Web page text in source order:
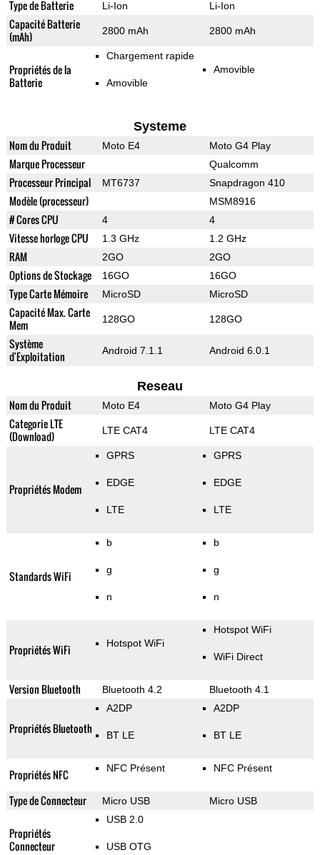
Type de Batterie Li-Ion Li-Ion
Capacité Batterie
(mAh)
2800 mAh 2800 mAh
Propriétés de la
Batterie
Chargement rapide
Amovible
Amovible
Systeme
Nom du Produit Moto E4 Moto G4 Play
Marque Processeur Qualcomm
Processeur Principal MT6737 Snapdragon 410
Modèle (processeur) MSM8916
# Cores CPU 4 4
Vitesse horloge CPU 1.3 GHz 1.2 GHz
RAM 2GO 2GO
Options de Stockage 16GO 16GO
Type Carte Mémoire MicroSD MicroSD
Capacité Max. Carte
Mem
128GO 128GO
Système
d'Exploitation
Android 7.1.1 Android 6.0.1
Reseau
Nom du Produit Moto E4 Moto G4 Play
Categorie LTE
(Download)
LTE CAT4 LTE CAT4
Propriétés Modem
GPRS
EDGE
LTE
GPRS
EDGE
LTE
Standards WiFi
b
g
n
b
g
n
Propriétés WiFi Hotspot WiFi
Hotspot WiFi
WiFi Direct
Version Bluetooth Bluetooth 4.2 Bluetooth 4.1
Propriétés Bluetooth
A2DP
BT LE
A2DP
BT LE
Propriétés NFC NFC Présent NFC Présent
Type de Connecteur Micro USB Micro USB
Propriétés
Connecteur
USB 2.0
USB OTG